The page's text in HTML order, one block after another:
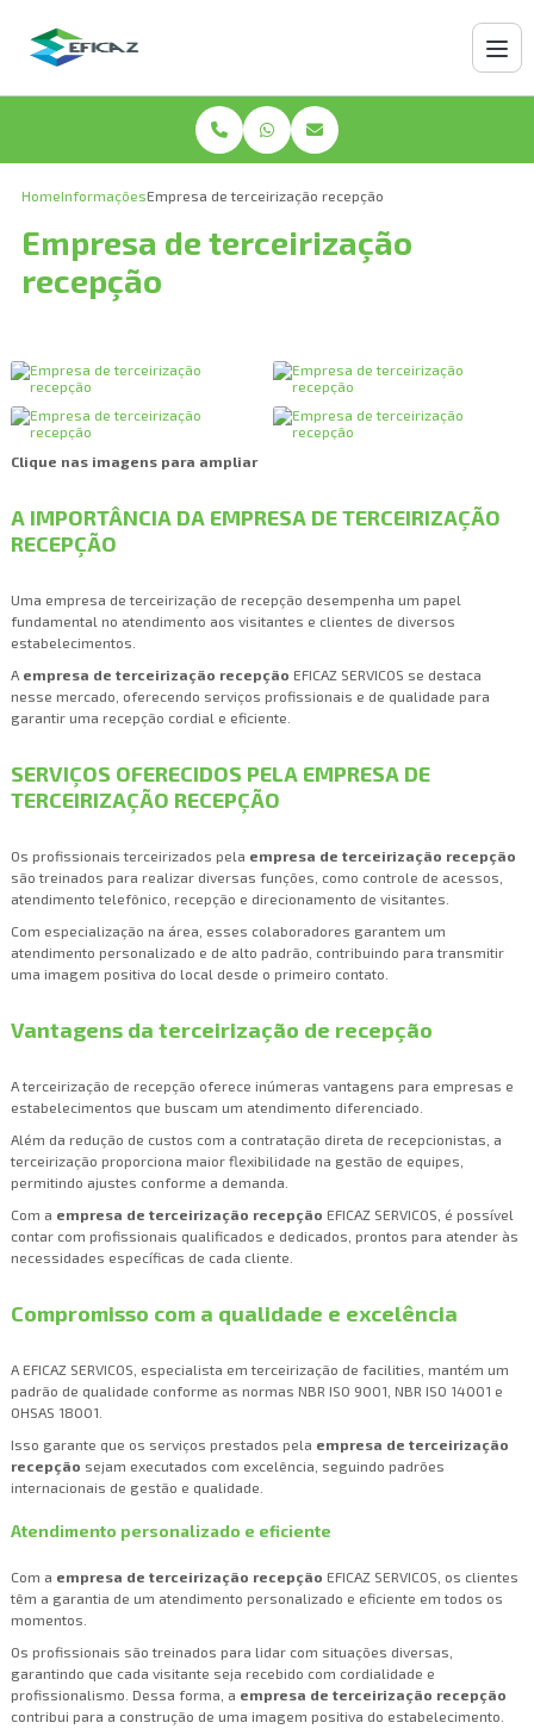
HomeInformaçõesEmpresa de terceirização recepção
Empresa de terceirização
recepção
Clique nas imagens para ampliar
A IMPORTÂNCIA DA EMPRESA DE TERCEIRIZAÇÃO
RECEPÇÃO
Uma empresa de terceirização de recepção desempenha um papel
fundamental no atendimento aos visitantes e clientes de diversos
estabelecimentos.
A empresa de terceirização recepção EFICAZ SERVICOS se destaca
nesse mercado, oferecendo serviços profissionais e de qualidade para
garantir uma recepção cordial e eficiente.
SERVIÇOS OFERECIDOS PELA EMPRESA DE
TERCEIRIZAÇÃO RECEPÇÃO
Os profissionais terceirizados pela empresa de terceirização recepção
são treinados para realizar diversas funções, como controle de acessos,
atendimento telefônico, recepção e direcionamento de visitantes.
Com especialização na área, esses colaboradores garantem um
atendimento personalizado e de alto padrão, contribuindo para transmitir
uma imagem positiva do local desde o primeiro contato.
Vantagens da terceirização de recepção
A terceirização de recepção oferece inúmeras vantagens para empresas e
estabelecimentos que buscam um atendimento diferenciado.
Além da redução de custos com a contratação direta de recepcionistas, a
terceirização proporciona maior flexibilidade na gestão de equipes,
permitindo ajustes conforme a demanda.
Com a empresa de terceirização recepção EFICAZ SERVICOS, é possível
contar com profissionais qualificados e dedicados, prontos para atender às
necessidades específicas de cada cliente.
Compromisso com a qualidade e excelência
A EFICAZ SERVICOS, especialista em terceirização de facilities, mantém um
padrão de qualidade conforme as normas NBR ISO 9001, NBR ISO 14001 e
OHSAS 18001.
Isso garante que os serviços prestados pela empresa de terceirização
recepção sejam executados com excelência, seguindo padrões
internacionais de gestão e qualidade.
Atendimento personalizado e eficiente
Com a empresa de terceirização recepção EFICAZ SERVICOS, os clientes
têm a garantia de um atendimento personalizado e eficiente em todos os
momentos.
Os profissionais são treinados para lidar com situações diversas,
garantindo que cada visitante seja recebido com cordialidade e
profissionalismo. Dessa forma, a empresa de terceirização recepção
contribui para a construção de uma imagem positiva do estabelecimento.